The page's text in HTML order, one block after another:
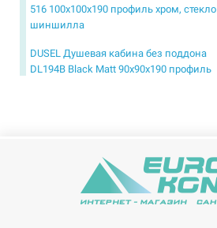
516 100x100x190 профиль хром, стекло
шиншилла
DUSEL Душевая кабина без поддона
DL194B Black Matt 90x90x190 профиль
DUSEL Душевая кабина без поддона
EF-182B Black Matt 90x90x190 профиль
black matt, стекло прозрачное